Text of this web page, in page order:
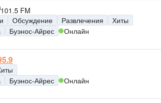
101.5 FM
Обсуждение Развлечения
Хиты
Буэнос-Айрес Онлайн
Буэнос-Айрес Онлайн